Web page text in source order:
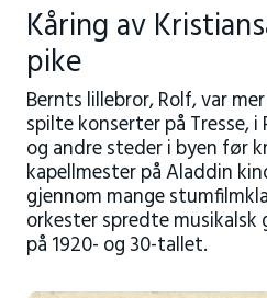
Kåring av
pike
Bernts lillebror, Rolf, var
spilte konserter på Tresse,
og andre steder i byen før
kapellmester på Aladdin
gjennom mange
orkester spredte musikalsk
på 1920- og 30-tallet.